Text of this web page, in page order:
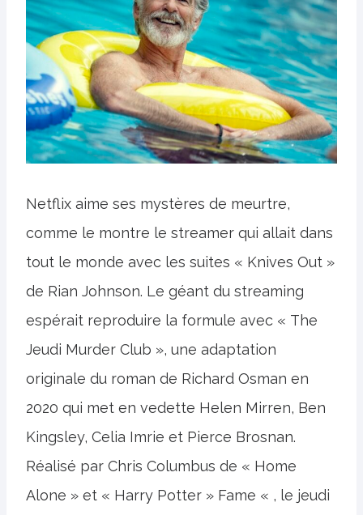
Netflix aime ses mystères de meurtre,
comme le montre le streamer qui allait dans
tout le monde avec les suites « Knives Out »
de Rian Johnson. Le géant du streaming
espérait reproduire la formule avec « The
Jeudi Murder Club », une adaptation
originale du roman de Richard Osman en
2020 qui met en vedette Helen Mirren, Ben
Kingsley, Celia Imrie et Pierce Brosnan.
Réalisé par Chris Columbus de « Home
Alone » et « Harry Potter » Fame « , le jeudi